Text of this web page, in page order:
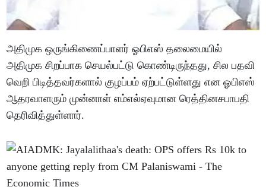
அதிமுக ஒருங்கிணைப்பாளர் ஓபிஎஸ் தலைமையில்
அதிமுக சிறப்பாக செயல்பட்டு கொண்டிருந்தது, சில பதவி
வெறி பிடித்தவர்களால் குழப்பம் ஏற்பட்டுள்ளது என ஓபிஎஸ்
ஆதரவாளரும் முன்னாள் எம்எல்ஏவுமான ரெத்தினசபாபதி
தெரிவித்துள்ளார்.